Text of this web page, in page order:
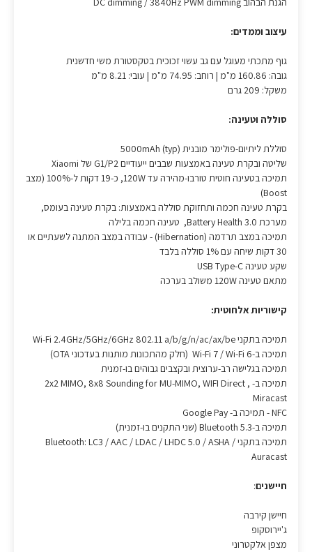
עיצוב וממדים:
גוף מתכתי מעוגל עם גב עשוי זכוכית בטקסטורת משי חדשנית
גובה: 160.86 מ"מ | רוחב: 74.95 מ"מ | עובי: 8.21 מ"מ
משקל: 209 גרם
סוללה וטעינה:
סוללת ליתיום-פולימר מובנית 5000mAh (typ)
שליטה ובקרת טעינה באמצעות שבבים ייעודיים G1/P2 של Xiaomi
תמיכה בטעינה חוטית טורבו-מהירה עד 120W, כ-19 דקות ל-100% (מצב
Boost)
בקרת טעינה חכמה ותחזוקת סוללה באמצעות: בקרת טעינה בעומס,
מערכת Battery Health 3.0, טעינה חכמה בלילה
תמיכה במצב תרדמה (Hibernation) - עבודה במצב המתנה לשעתיים או
30 דקות שיחה עם 1% סוללה בלבד
שקע טעינה USB Type-C
מתאם טעינה 120W משולב בערכה
קישוריות אלחוטית:
תמיכה בתקני Wi-Fi 2.4GHz/5GHz/6GHz 802.11 a/b/g/n/ac/ax/be
תמיכה ב-Wi-Fi 7 / Wi-Fi 6 (חלק מהתכונות מותנות בעדכוני OTA)
תמיכה בגלישה רב-ערוצית ובקצבים גבוהים בו-זמנית
תמיכה ב- 2x2 MIMO, 8x8 Sounding for MU-MIMO, WIFI Direct ,
Miracast
NFC - תמיכה ב- Google Pay
תמיכה ב-Bluetooth 5.3 (שני התקנים בו-זמנית)
תמיכה בתקני Bluetooth: LC3 / AAC / LDAC / LHDC 5.0 / ASHA /
Auracast
חיישנים:
חיישן קירבה
ג'יירוסקופ
מצפן אלקטרוני